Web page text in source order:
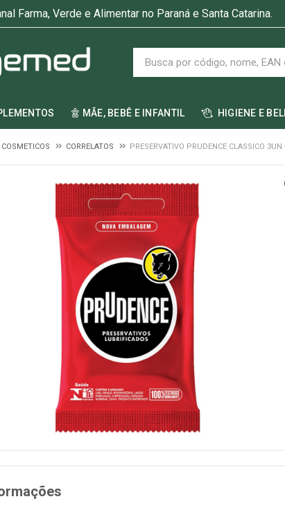
Farma, Verde e Alimentar no Paraná e Santa Catarina.
MÃE, BEBÊ E INFANTIL HIGIENE E
COSMETICOS CORRELATOS PRESERVATIVO PRUDENCE CLASSICO